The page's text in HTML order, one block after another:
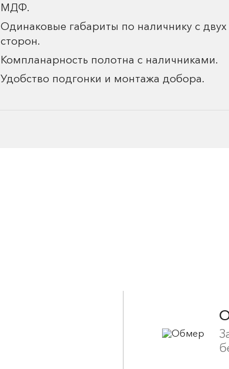
МДФ.
Одинаковые габариты по наличнику с двух
сторон.
Компланарность полотна с наличниками.
Удобство подгонки и монтажа добора.